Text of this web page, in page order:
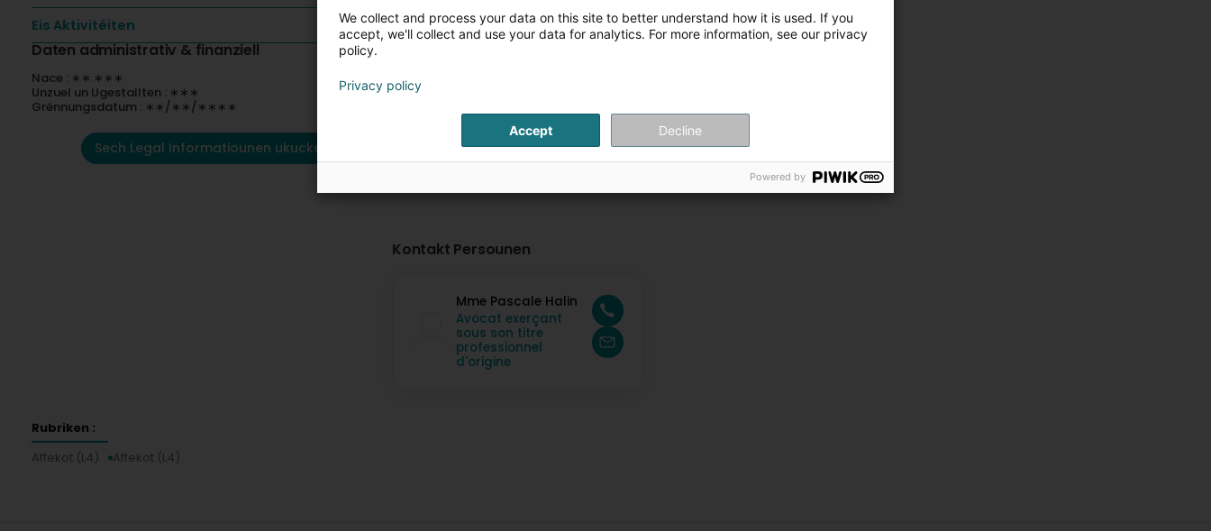
Eis Aktivitéiten
Daten administrativ & finanziell
Nace : ∗∗.∗∗∗
Unzuel un Ugestallten : ∗∗∗
Grënnungsdatum : ∗∗/∗∗/∗∗∗∗
Sech Legal Informatiounen ukucken
Kontakt Persounen
Mme Pascale Halin
Avocat exerçant
sous son titre
professionnel
d'origine
Rubriken :
Affekot (L4)
Affekot (L4)
We collect and process your data on this site to better understand how it is used. If you
accept, we'll collect and use your data for analytics. For more information, see our privacy
policy.
Privacy policy
Accept Decline
Powered by